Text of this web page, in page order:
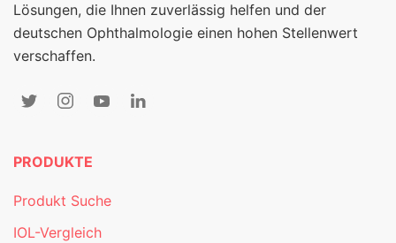
Lösungen, die Ihnen zuverlässig helfen und der
deutschen Ophthalmologie einen hohen Stellenwert
verschaffen.
PRODUKTE
Produkt Suche
IOL-Vergleich